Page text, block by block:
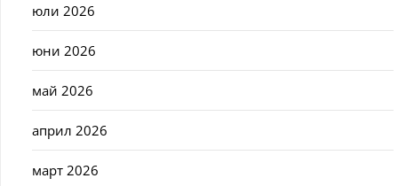
юли 2026
юни 2026
май 2026
април 2026
март 2026